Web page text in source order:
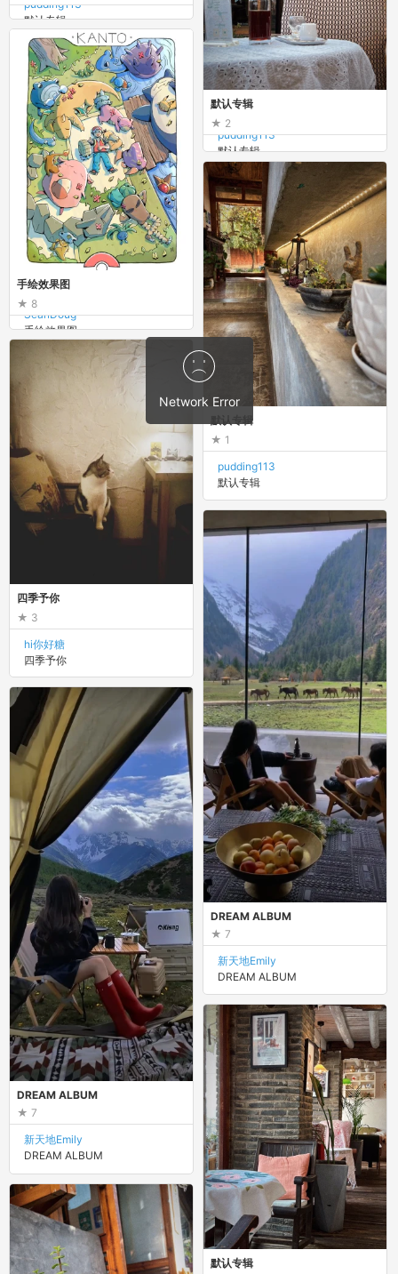
默认专辑
2
pudding113
默认专辑
手绘效果图
8
SeanDoug
手绘效果图
DREAM ALBUM
7
新天地Emily
DREAM ALBUM
默认专辑
1
pudding113
默认专辑
四季予你
3
hi你好糖
四季予你
DREAM ALBUM
7
新天地Emily
DREAM ALBUM
默认专辑
pudding113
默认专辑